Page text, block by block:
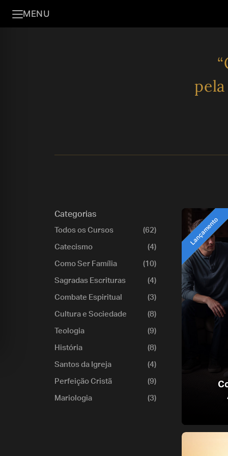
MENU
Categorias
Todos os Cursos (62)
Catecismo (4)
Como Ser Família (10)
Sagradas Escrituras (4)
Combate Espiritual (3)
Cultura e Sociedade (8)
Teologia (9)
História (8)
Santos da Igreja (4)
Perfeição Cristã (9)
Mariologia (3)
'Pré-Lançamento'
Lançamento